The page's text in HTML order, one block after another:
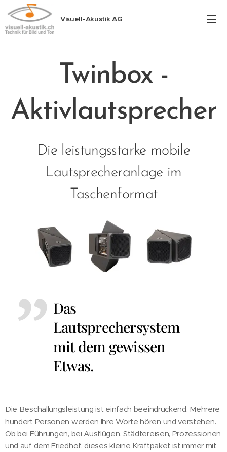
Visuell-Akustik AG
Twinbox -
Aktivlautsprecher
Die leistungsstarke mobile
Lautsprecheranlage im
Taschenformat
Das
Lautsprechersystem
mit dem gewissen
Etwas.
Die Beschallungsleistung ist einfach beeindruckend. Mehrere
hundert Personen werden Ihre Worte hören und verstehen.
Ob bei Führungen, bei Ausflügen, Städtereisen, Prozessionen
und auf dem Friedhof, dieses kleine Kraftpaket ist immer mit